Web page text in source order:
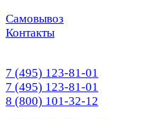
Самовывоз
Контакты
7 (495) 123-81-01
7 (495) 123-81-01
8 (800) 101-32-12